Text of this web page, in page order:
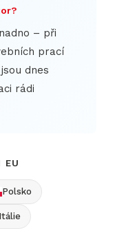
– při
prací
dnes
rádi
EU
Polsko
Itálie